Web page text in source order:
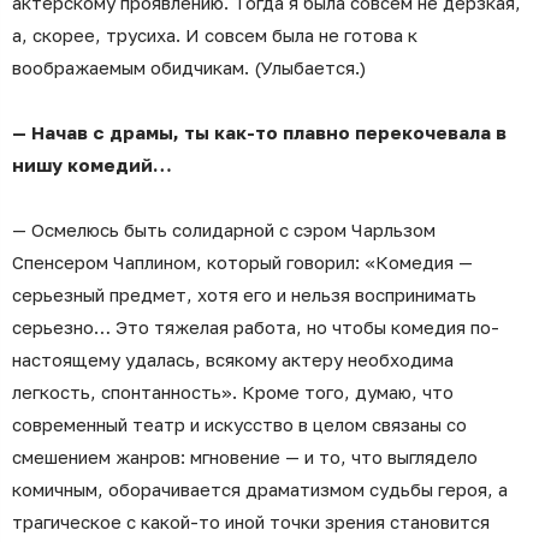
а, скорее, трусиха. И совсем была не готова к
воображаемым обидчикам. (Улыбается.)
— Начав с драмы, ты как-то плавно перекочевала в
нишу комедий…
— Осмелюсь быть солидарной с сэром Чарльзом
Спенсером Чаплином, который говорил: «Комедия —
серьезный предмет, хотя его и нельзя воспринимать
серьезно… Это тяжелая работа, но чтобы комедия по-
настоящему удалась, всякому актеру необходима
легкость, спонтанность». Кроме того, думаю, что
современный театр и искусство в целом связаны со
смешением жанров: мгновение — и то, что выглядело
комичным, оборачивается драматизмом судьбы героя, а
трагическое с какой-то иной точки зрения становится